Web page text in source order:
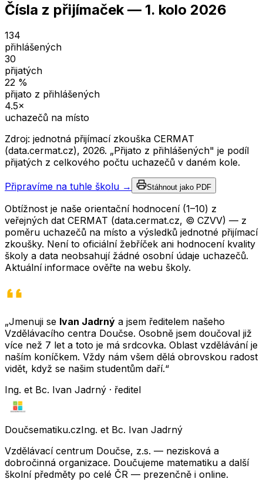
Čísla z přijímaček — 1. kolo 2026
134
přihlášených
30
přijatých
22 %
přijato z přihlášených
4.5×
uchazečů na místo
Zdroj: jednotná přijímací zkouška CERMAT
(data.cermat.cz), 2026. „Přijato z přihlášených" je podíl
přijatých z celkového počtu uchazečů v daném kole.
Připravíme na tuhle školu → Stáhnout jako PDF
Obtížnost je naše orientační hodnocení (1–10) z
veřejných dat CERMAT (data.cermat.cz, © CZVV) — z
poměru uchazečů na místo a výsledků jednotné přijímací
zkoušky. Není to oficiální žebříček ani hodnocení kvality
školy a data neobsahují žádné osobní údaje uchazečů.
Aktuální informace ověřte na webu školy.
„Jmenuji se Ivan Jadrný a jsem ředitelem našeho
Vzdělávacího centra Doučse. Osobně jsem doučoval již
více než 7 let a toto je má srdcovka. Oblast vzdělávání je
naším koníčkem. Vždy nám všem dělá obrovskou radost
vidět, když se našim studentům daří.“
Ing. et Bc. Ivan Jadrný · ředitel
Doučsematiku.czIng. et Bc. Ivan Jadrný
Vzdělávací centrum Doučse, z.s. — nezisková a
dobročinná organizace. Doučujeme matematiku a další
školní předměty po celé ČR — prezenčně i online.